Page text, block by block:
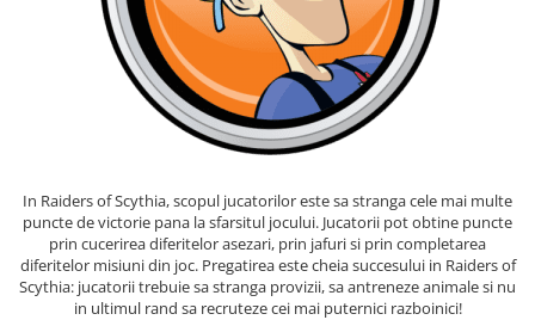
Cultură pop
TOATE JOCURILE
In Raiders of Scythia, scopul jucatorilor este sa stranga cele mai multe
puncte de victorie pana la sfarsitul jocului. Jucatorii pot obtine puncte
prin cucerirea diferitelor asezari, prin jafuri si prin completarea
diferitelor misiuni din joc. Pregatirea este cheia succesului in Raiders of
Scythia: jucatorii trebuie sa stranga provizii, sa antreneze animale si nu
in ultimul rand sa recruteze cei mai puternici razboinici!